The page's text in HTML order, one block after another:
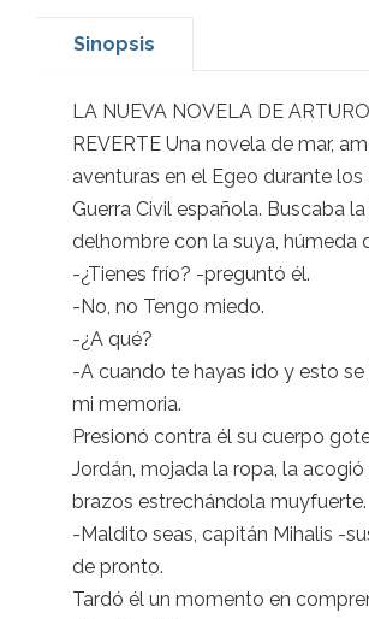
Sinopsis
LA NUEVA NOVELA DE
REVERTE Una novela de mar,
aventuras en el Egeo durante los
Guerra Civil española. Buscaba
delhombre con la suya, húmeda
-¿Tienes frío? -preguntó él.
-No, no Tengo miedo.
-¿A qué?
-A cuando te hayas ido y esto se
mi memoria.
Presionó contra él su cuerpo
Jordán, mojada la ropa, la
brazos estrechándola muyfuerte.
-Maldito seas, capitán Mihalis -
de pronto.
Tardó él un momento en